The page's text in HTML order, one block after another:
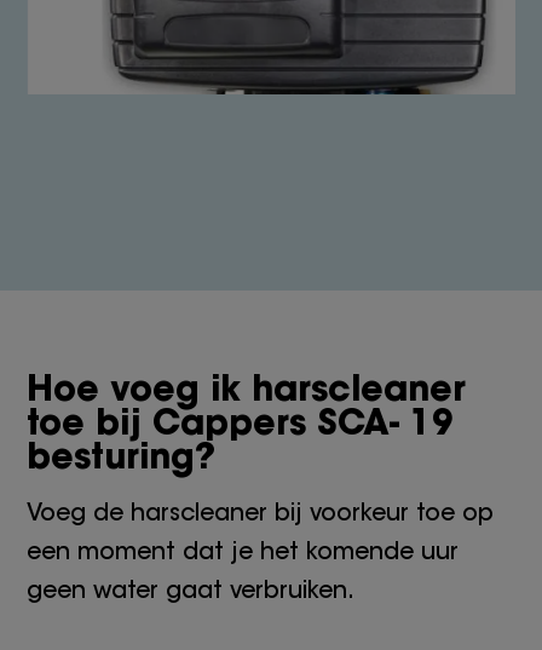
Hoe voeg ik harscleaner
toe bij Cappers SCA- 19
besturing?
Voeg de harscleaner bij voorkeur toe op
een moment dat je het komende uur
geen water gaat verbruiken.